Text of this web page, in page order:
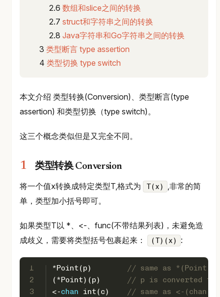
数组和slice之间的转换
struct和字符串之间的转换
Java字符串和Go字符串之间的转换
类型断言 type assertion
类型切换 type switch
本文介绍 类型转换(Conversion)、类型断言(type
assertion) 和类型切换（type switch)。
这三个概念类似但是又完全不同。
类型转换 Conversion
将一个值x转换成特定类型T,格式为
T(x)
,非常的简
单，类型加小括号即可。
如果类型T以 *、<-、func(不带结果列表)，未避免造
成歧义，需要将类型括号包裹起来：
(T)(x) :
1
2
3
*Point(p)
// same as
(*Point)(p)
// p is converted to
<-chan int (c)
// same as <-(chan